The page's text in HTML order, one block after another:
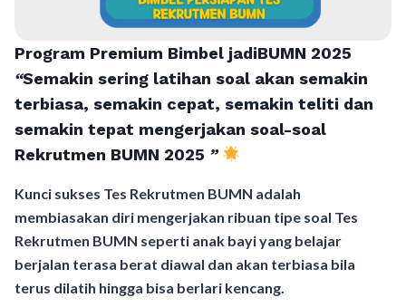
Program Premium Bimbel jadiBUMN 2025
“Semakin sering latihan soal akan semakin
terbiasa, semakin cepat, semakin teliti dan
semakin tepat mengerjakan soal-soal
Rekrutmen BUMN 2025 ”
Kunci sukses Tes Rekrutmen BUMN adalah
membiasakan diri mengerjakan ribuan tipe soal Tes
Rekrutmen BUMN seperti anak bayi yang belajar
berjalan terasa berat diawal dan akan terbiasa bila
terus dilatih hingga bisa berlari kencang.